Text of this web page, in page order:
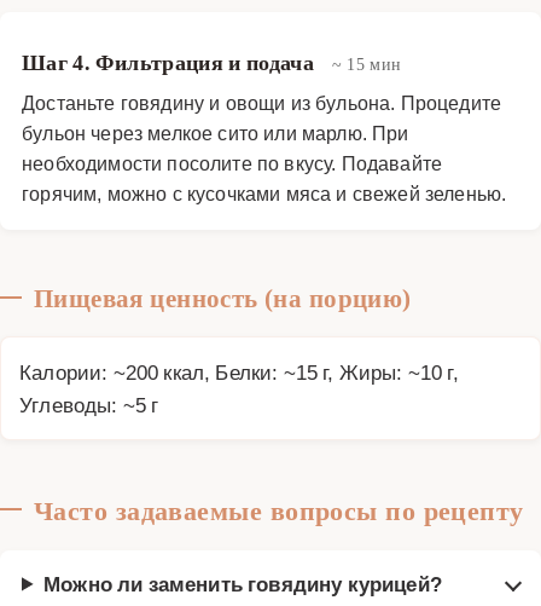
Шаг 4. Фильтрация и подача ~ 15 мин
Достаньте говядину и овощи из бульона. Процедите
бульон через мелкое сито или марлю. При
необходимости посолите по вкусу. Подавайте
горячим, можно с кусочками мяса и свежей зеленью.
Пищевая ценность (на порцию)
Калории: ~200 ккал, Белки: ~15 г, Жиры: ~10 г,
Углеводы: ~5 г
Часто задаваемые вопросы по рецепту
Можно ли заменить говядину курицей?